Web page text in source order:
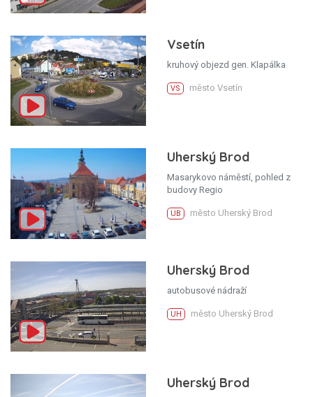
Vsetín
kruhový objezd gen. Klapálka
VS město Vsetín
Uherský Brod
Masarykovo náměstí, pohled z
budovy Regio
UB město Uherský Brod
Uherský Brod
autobusové nádraží
UH město Uherský Brod
Uherský Brod